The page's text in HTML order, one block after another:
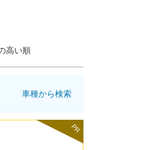
高い順
車種から検索
PR